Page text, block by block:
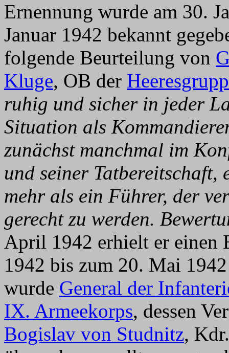
Ernennung wurde am 30.
Januar 1942 bekannt
folgende Beurteilung von
Kluge, OB der
ruhig und sicher in jeder
Situation als
zunächst manchmal im
und seiner
mehr als ein Führer, der
gerecht zu werden.
April 1942 erhielt er einen
1942 bis zum 20. Mai
wurde General der
IX. Armeekorps, dessen
Bogislav von Studnitz,